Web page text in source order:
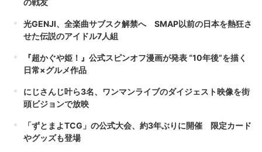
の戦友
光GENJI、全楽曲サブスク解禁へ SMAP以前の日本を熱狂さ
せた伝説のアイドル7人組
『超かぐや姫！』公式スピンオフ漫画が発表 “10年後”を描く
日常×グルメ作品
にじさんじ叶ら3名、ワンマンライブのダイジェスト映像を街
頭ビジョンで放映
「ずとまよTCG」の公式大会、約3年ぶりに開催 限定カード
やグッズも登場